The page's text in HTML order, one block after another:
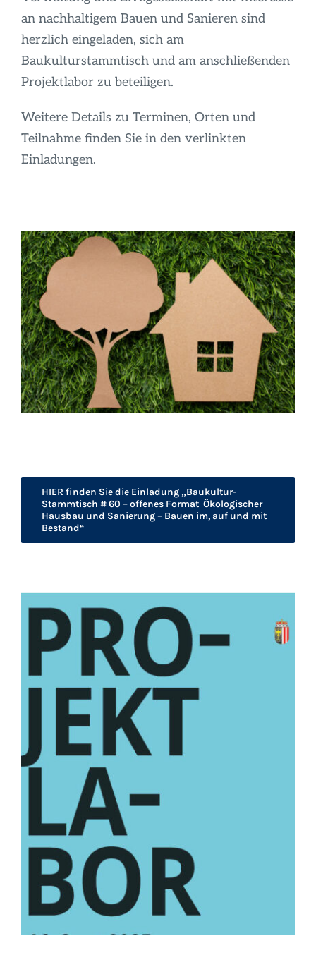
an nachhaltigem Bauen und Sanieren sind
herzlich eingeladen, sich am
Baukulturstammtisch und am anschließenden
Projektlabor zu beteiligen.
Weitere Details zu Terminen, Orten und
Teilnahme finden Sie in den verlinkten
Einladungen.
HIER finden Sie die Einladung „Baukultur-
Stammtisch # 60 – offenes Format Ökologischer
Hausbau und Sanierung – Bauen im, auf und mit
Bestand“